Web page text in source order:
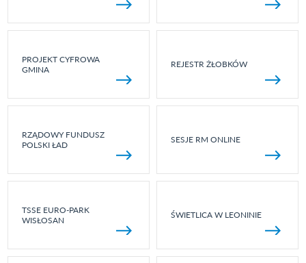
PROJEKT CYFROWA
GMINA
REJESTR ŻŁOBKÓW
RZĄDOWY FUNDUSZ
POLSKI ŁAD
SESJE RM ONLINE
TSSE EURO-PARK
WISŁOSAN
ŚWIETLICA W LEONINIE